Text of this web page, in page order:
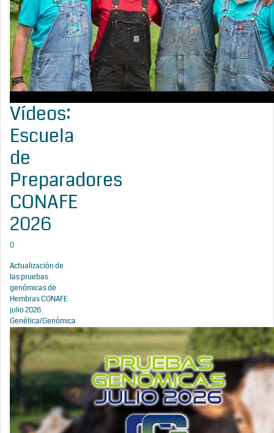
Vídeos:
Escuela
de
Preparadores
CONAFE
2026
0
Actualización de
las pruebas
genómicas de
Hembras CONAFE
julio 2026
Genética/Genómica